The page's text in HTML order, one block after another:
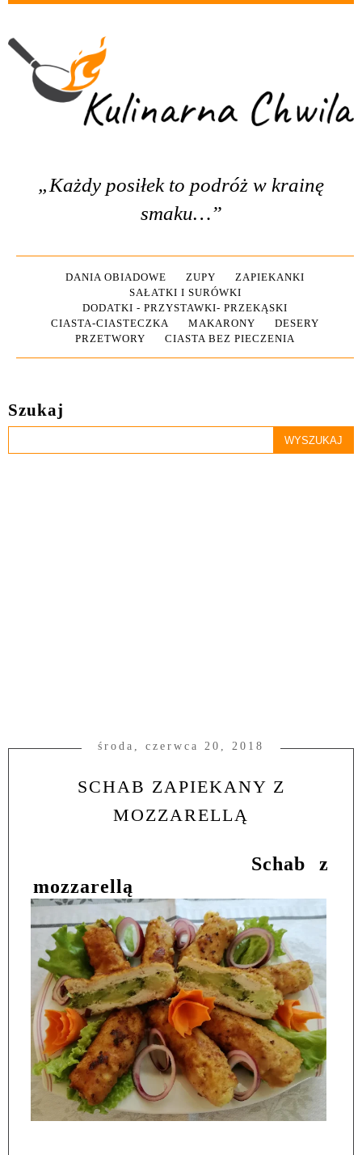
„Każdy posiłek to podróż w krainę
smaku…”
DANIA OBIADOWE ZUPY
ZAPIEKANKI
SAŁATKI I SURÓWKI
DODATKI - PRZYSTAWKI- PRZEKĄSKI
CIASTA-CIASTECZKA
MAKARONY
DESERY
PRZETWORY
CIASTA BEZ PIECZENIA
Szukaj
środa, czerwca 20, 2018
SCHAB ZAPIEKANY Z
MOZZARELLĄ
Schab z
mozzarellą